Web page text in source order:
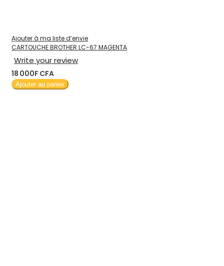
Ajouter à ma liste d’envie
CARTOUCHE BROTHER LC-67 MAGENTA
Write your review
18 000F CFA
Ajouter au panier